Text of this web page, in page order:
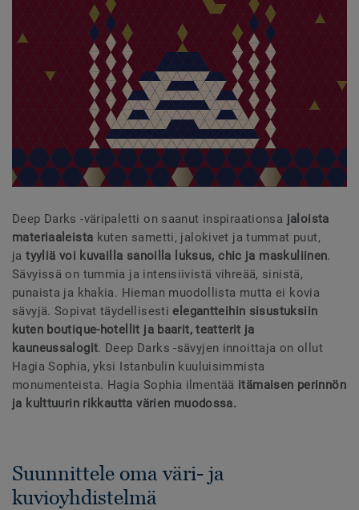
Deep Darks -väripaletti on saanut inspiraationsa jaloista
materiaaleista kuten sametti, jalokivet ja tummat puut,
jatyyliä voi kuvailla sanoilla luksus, chic ja maskuliinen.
Sävyissä on tummia ja intensiivistä vihreää, sinistä,
punaista ja khakia. Hieman muodollista mutta ei kovia
sävyjä. Sopivat täydellisestielegantteihin sisustuksiin
kuten boutique-hotellit ja baarit, teatterit ja
kauneussalogit. Deep Darks -sävyjen innoittaja on ollut
Hagia Sophia, yksi Istanbulin kuuluisimmista
monumenteista. Hagia Sophia ilmentää itämaisen perinnön
ja kulttuurin rikkautta värien muodossa.
Suunnittele oma väri- ja
kuvioyhdistelmä